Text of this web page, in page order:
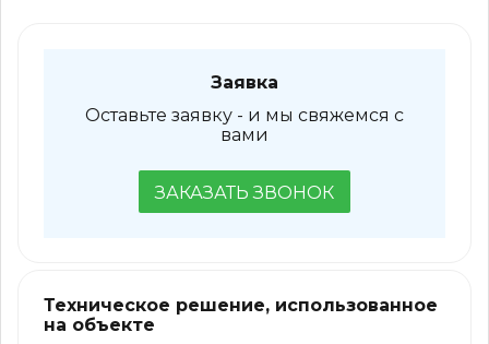
Заявка
Оставьте заявку - и мы свяжемся с
вами
ЗАКАЗАТЬ ЗВОНОК
Техническое решение, использованное
на объекте